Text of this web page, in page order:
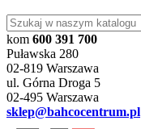
kom 600 391 700
Puławska 280
02-819 Warszawa
ul. Górna Droga 5
02-495 Warszawa
sklep@bahcocentrum.pl